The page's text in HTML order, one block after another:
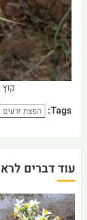
Tags: הפצת זרעים
עוד דברים